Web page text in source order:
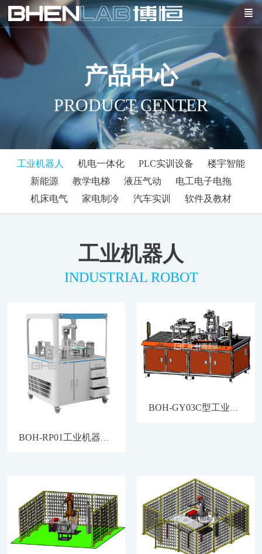
产品中心
PRODUCT CENTER
工业机器人 机电一体化 PLC实训设备
楼宇智能
新能源
教学电梯 液压气动
电工电子电拖
机床电气
家电制冷 汽车实训 软件及教材
工业机器人
INDUSTRIAL ROBOT
BOH-GY03C型工业机器人PCB异形插件工作站